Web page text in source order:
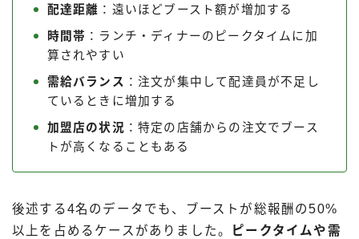
配達距離 ：遠いほどブースト額が増加する
時間帯 ：ランチ・ディナーのピークタイムに加
算されやすい
需給バランス ：注文が集中して配達員が不足し
ているときに増加する
加盟店の状況 ：特定の店舗からの注文でブース
トが高くなることもある
後述する4名のデータでも、ブーストが総報酬の50%
以上を占めるケースがありました。
ピークタイムや需